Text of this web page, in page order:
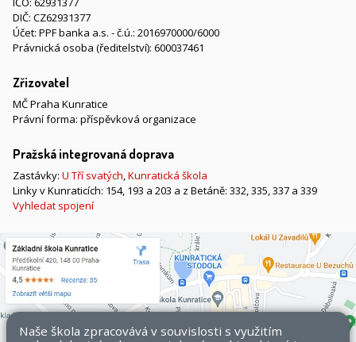
DIČ: CZ62931377
Účet: PPF banka a.s. - č.ú.: 2016970000/6000
Právnická osoba (ředitelství): 600037461
Zřizovatel
MČ Praha Kunratice
Právní forma: příspěvková organizace
Pražská integrovaná doprava
Zastávky: U Tří svatých,Kunratická škola
Linky v Kunraticích: 154, 193 a 203 a z Betáně: 332, 335, 337 a 339
Vyhledat spojení
Naše škola zpracovává v souvislosti s využitím